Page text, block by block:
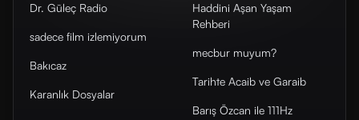
Dr. Güleç Radio
sadece film izlemiyorum
Bakıcaz
Karanlık Dosyalar
Haddini Aşan Yaşam
Rehberi
mecbur muyum?
Tarihte Acaib ve Garaib
Barış Özcan ile 111Hz